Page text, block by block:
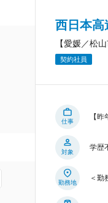
西日本高
【愛媛／松
契約社員
仕事
【
対象
学歴
勤務地
＜勤